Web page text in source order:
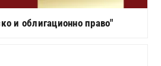
и облигационно право"